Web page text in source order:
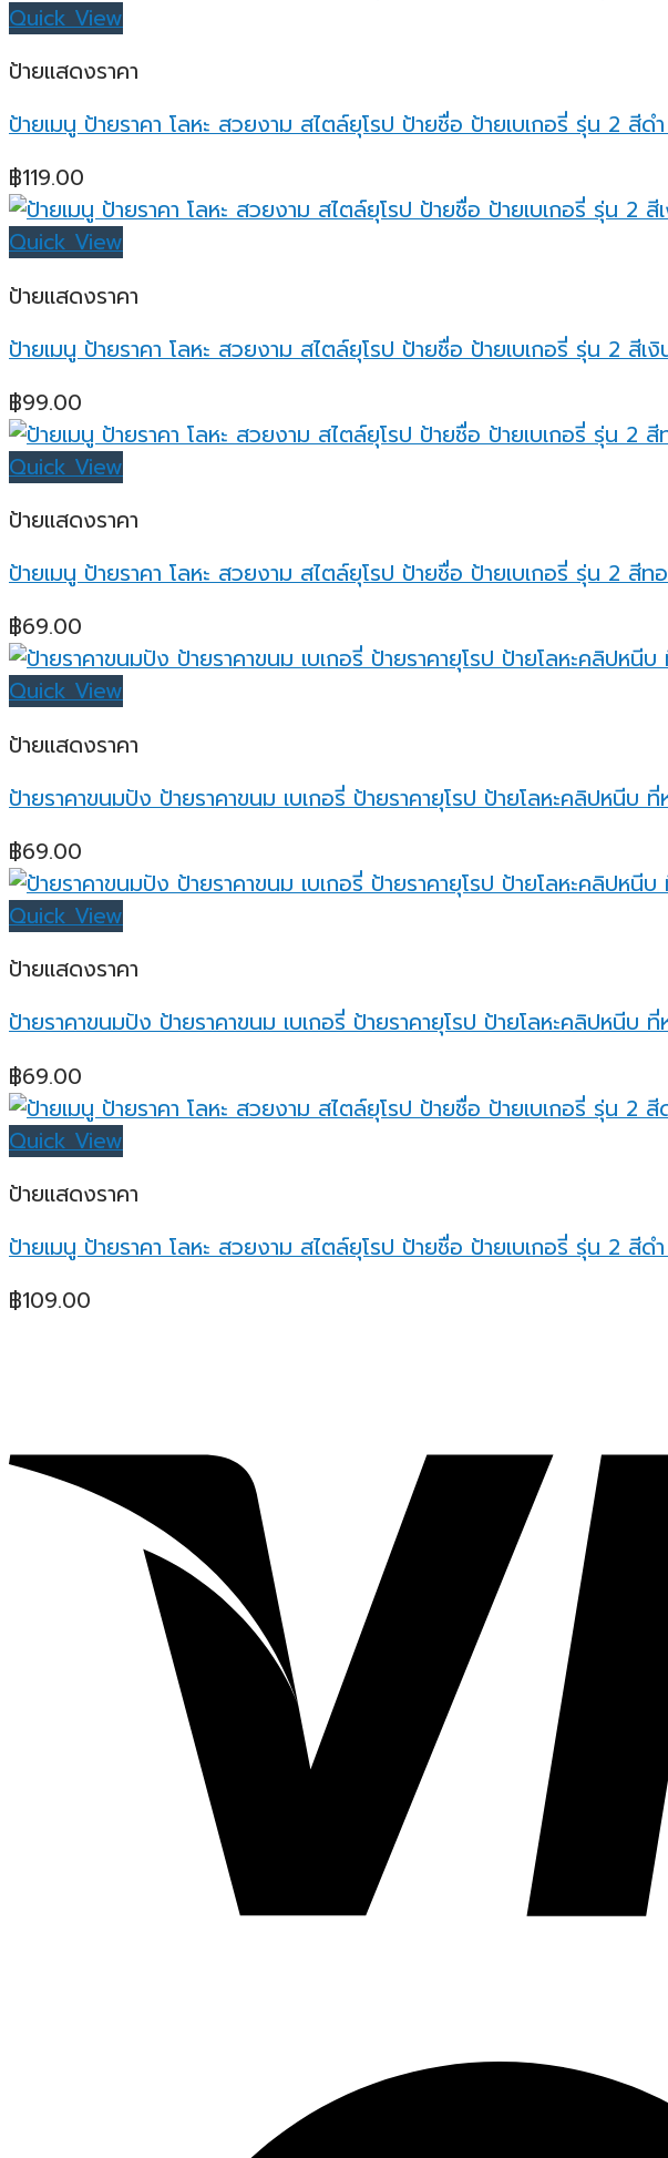
Quick View
ป้ายแสดงราคา
ป้ายเมนู ป้ายราคา โลหะ สวยงาม สไตล์ยุโรป ป้ายชื่อ ป้ายเบเกอรี่ รุ่น 2
฿119.00
Quick View
ป้ายแสดงราคา
ป้ายเมนู ป้ายราคา โลหะ สวยงาม สไตล์ยุโรป ป้ายชื่อ ป้ายเบเกอรี่ รุ่น 2 สี
฿99.00
Quick View
ป้ายแสดงราคา
ป้ายเมนู ป้ายราคา โลหะ สวยงาม สไตล์ยุโรป ป้ายชื่อ ป้ายเบเกอรี่ รุ่น 2
฿69.00
Quick View
ป้ายแสดงราคา
ป้ายราคาขนมปัง ป้ายราคาขนม เบเกอรี่ ป้ายราคายุโรป ป้ายโลหะคลิปหนี
฿69.00
Quick View
ป้ายแสดงราคา
ป้ายราคาขนมปัง ป้ายราคาขนม เบเกอรี่ ป้ายราคายุโรป ป้ายโลหะคลิปหนี
฿69.00
Quick View
ป้ายแสดงราคา
ป้ายเมนู ป้ายราคา โลหะ สวยงาม สไตล์ยุโรป ป้ายชื่อ ป้ายเบเกอรี่ รุ่น 2 สี
฿109.00